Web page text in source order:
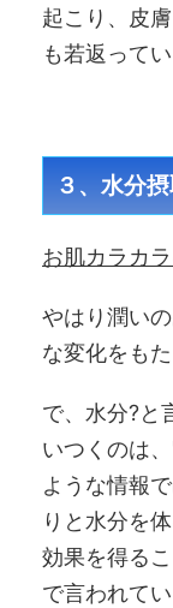
起こり、皮
も若返って
３、水分
お肌カラカ
やはり潤い
な変化をもた
で、水分?と
いつくのは
ような情報
りと水分を
効果を得る
で言われて